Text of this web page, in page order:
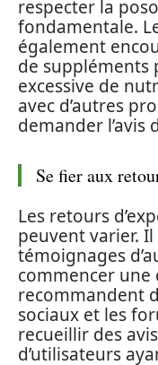
respecter la
fondamentale.
également
de suppléments
excessive de
avec d’autres
demander l’avis
Se fier aux
Les retours
peuvent varier.
témoignages
commencer une
recommandent
sociaux et les
recueillir des
d’utilisateurs